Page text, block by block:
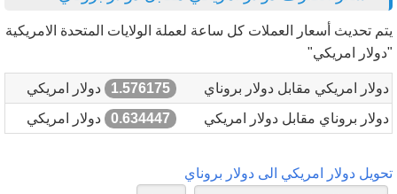
يتم تحديث أسعار العملات كل ساعة لعملة الولايات المتحدة الامريكية
"دولار امريكي"
دولار امريكي مقابل دولار بروناي 1.576175
دولار امريكي
دولار بروناي مقابل دولار امريكي
0.634447 دولار امريكي
تحويل دولار امريكي الى دولار بروناي